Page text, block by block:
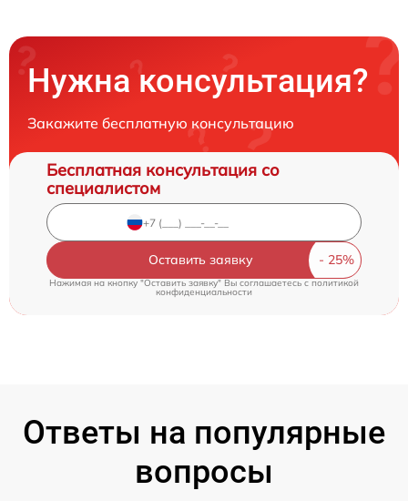
Нужна консультация?
Закажите бесплатную консультацию
Бесплатная консультация со
специалистом
Оставить заявку
Нажимая на кнопку "Оставить заявку" Вы соглашаетесь cполитикой
конфиденциальности
Ответы на популярные
вопросы